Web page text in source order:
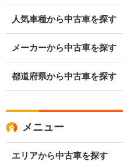
人気車種から中古車を探す
メーカーから中古車を探す
都道府県から中古車を探す
メニュー
エリアから中古車を探す